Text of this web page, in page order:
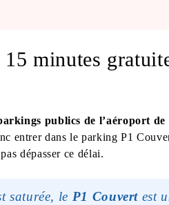
15 minutes
publics de l’aéroport
entrer dans le parking P1
dépasser ce délai.
saturée, le P1 Couvert est